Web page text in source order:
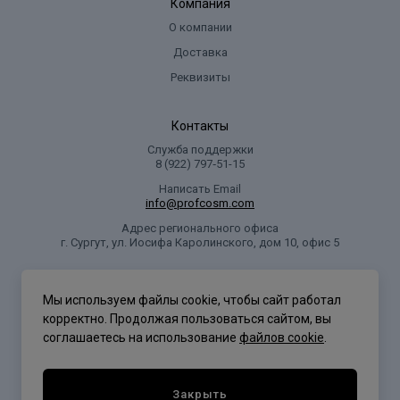
Компания
О компании
Доставка
Реквизиты
Контакты
Служба поддержки
8 (922) 797‑51-15
Написать Email
info@profcosm.com
Адрес регионального офиса
г. Сургут, ул. Иосифа Каролинского, дом 10, офис 5
Мы используем файлы cookie, чтобы сайт работал
корректно. Продолжая пользоваться сайтом, вы
соглашаетесь на использование файлов cookie
Закрыть